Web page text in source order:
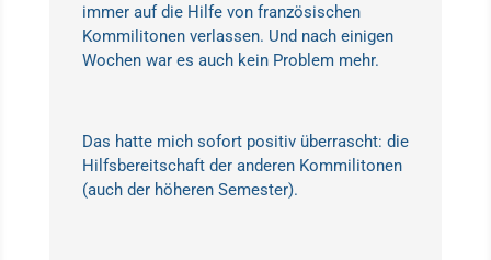
immer auf die Hilfe von französischen
Kommilitonen verlassen. Und nach einigen
Wochen war es auch kein Problem mehr.
Das hatte mich sofort positiv überrascht: die
Hilfsbereitschaft der anderen Kommilitonen
(auch der höheren Semester).